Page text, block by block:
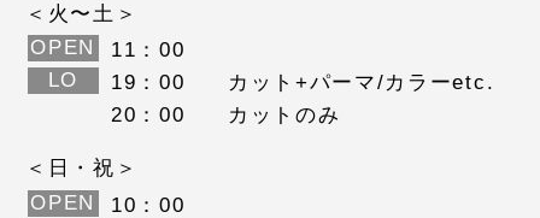
＜火〜土＞
OPEN
11：00
LO
19：00
カット+パーマ/カラーetc.
20：00
カットのみ
＜日・祝＞
OPEN
10：00